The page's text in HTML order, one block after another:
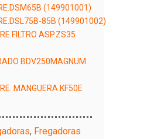
(149901001)
85B (149901002)
ASP.ZS35
BDV250MAGNUM
MANGUERA KF50E
, Fregadoras